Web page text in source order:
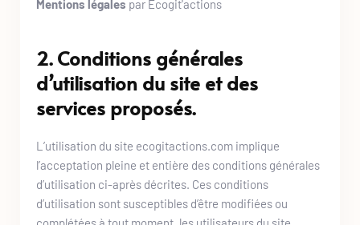
﻿Mentions légales par Ecogit'actions
2. Conditions générales
d’utilisation du site et des
services proposés.
L’utilisation du site ecogitactions.com implique
l’acceptation pleine et entière des conditions générales
d’utilisation ci-après décrites. Ces conditions
d’utilisation sont susceptibles d’être modifiées ou